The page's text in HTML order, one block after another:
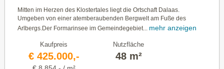
Mitten im Herzen des Klostertales liegt die Ortschaft Dalaas.
Umgeben von einer atemberaubenden Bergwelt am Fuße des
Arlbergs.Der Formarinsee im Gemeindegebiet... mehr anzeigen
Kaufpreis
€ 425.000,-
Nutzfläche
48 m²